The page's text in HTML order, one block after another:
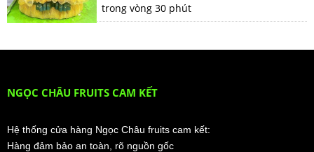
trong vòng 30 phút
NGỌC CHÂU FRUITS CAM KẾT
Hệ thống cửa hàng Ngọc Châu fruits cam kết:
Hàng đảm bảo an toàn, rõ nguồn gốc